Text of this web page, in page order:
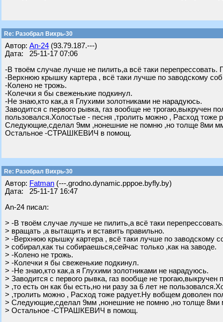
Re: Разобрал Вихрь-30
Автор: An-24 (93.79.187.---)
Дата: 25-11-17 07:06
-В твоём случае лучше не пилить,а всё таки
-Верхнюю крышку картера , всё таки лучше по заводскому
-Колено не трожь.
-Колечки я бы свеженькие подкинул.
-Не знаю,кто как,а я Глухими золотниками не нарадуюсь.
Заводится с первого рывка, газ вообще не трогаю,выкручен
пользовался.Холостые - песня ,тролить можно , Расход
Следующие,сделал 9мм ,нонешние не помню ,но толще 8ми
Остальное -СТРАШКЕВИЧ в помощ.
Re: Разобрал Вихрь-30
Автор: Fatman (---.grodno.dynamic.pppoe.byfly.by)
Дата: 25-11-17 16:47
An-24 писал:
> -В твоём случае лучше не пилить,а всё таки
> вращать ,а вытащить и вставить правильно.
> -Верхнюю крышку картера , всё таки лучше по заводскому
> собирал,как ты собираешься,сейчас только ,как на заводе.
> -Колено не трожь.
> -Колечки я бы свеженькие подкинул.
> -Не знаю,кто как,а я Глухими золотниками не нарадуюсь.
> Заводится с первого рывка, газ вообще не трогаю,выкручен
> ,то есть он как бы есть,но ни разу за 6 лет не
> ,тролить можно , Расход тоже радует.Ну вобщем доволен
> Следующие,сделал 9мм ,нонешние не помню ,но толще 8ми
> Остальное -СТРАШКЕВИЧ в помощ.